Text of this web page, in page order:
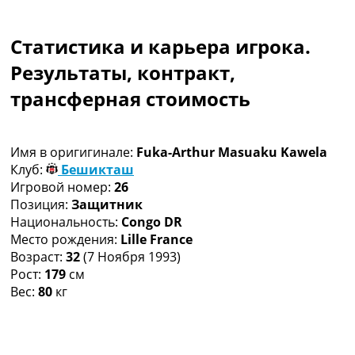
Чемпионат Мира
Украина. Премьер-Лига
Украина. Первая Лига
Лига Чемпионов
Другие Турниры >>>
Таблицы
Таблицы групп Чемпионата Мира
Украина. Премьер-Лига
Украина. Первая Лига
Лига Чемпионов. Таблицы групп
Англия. Премьер-Лига
Испания. Ла Лига
Статистика и карьера игрока.
Результаты, контракт,
трансферная стоимость
Имя в оригигинале: Fuka-Arthur Masuaku Kawela
Клуб:
Бешикташ
Игровой номер: 26
Позиция: Защитник
Национальность: Congo DR
Место рождения: Lille France
Возраст: 32(7 Ноября 1993)
Рост: 179 см
Вес: 80 кг